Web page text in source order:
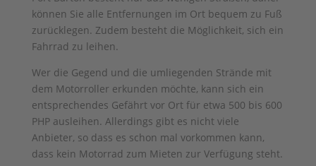
können Sie alle Entfernungen im Ort bequem zu Fuß
zurücklegen. Zudem besteht die Möglichkeit, sich ein
Fahrrad zu leihen.
Wer die Gegend und die umliegenden Strände mit
dem Motorroller erkunden möchte, kann sich ein
entsprechendes Gefährt vor Ort für etwa 500 bis 600
PHP ausleihen. Allerdings gibt es nicht viele
Anbieter, so dass es schon mal vorkommen kann,
dass kein Motorrad zum Mieten zur Verfügung steht.